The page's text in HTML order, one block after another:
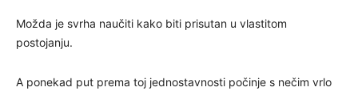
Možda je svrha naučiti kako biti prisutan u vlastitom
postojanju.
A ponekad put prema toj jednostavnosti počinje s nečim vrlo